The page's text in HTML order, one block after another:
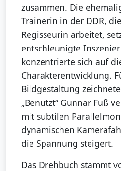
zusammen. Die
Trainerin in der DDR,
Regisseurin arbeitet,
entschleunigte
konzentrierte sich auf
Charakterentwicklung.
Bildgestaltung
„Benutzt“ Gunnar Fuß
mit subtilen
dynamischen
die Spannung steigert.
Das Drehbuch stammt